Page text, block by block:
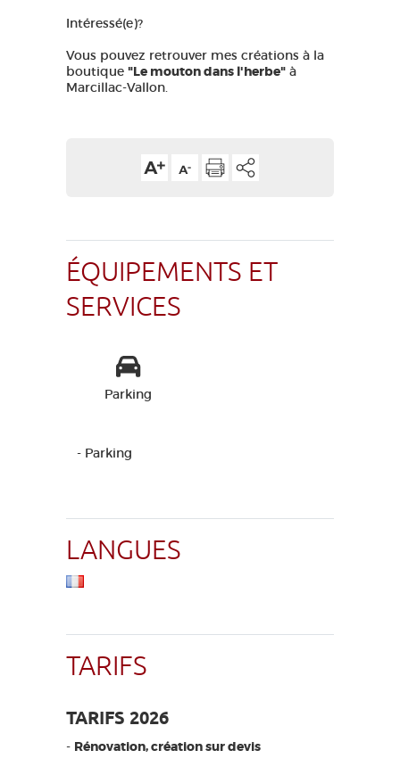
Intéressé(e)?
Vous pouvez retrouver mes créations à la
boutique "Le mouton dans l'herbe" à
Marcillac-Vallon.
ÉQUIPEMENTS ET
SERVICES
Parking
- Parking
LANGUES
TARIFS
TARIFS 2026
- Rénovation, création sur devis